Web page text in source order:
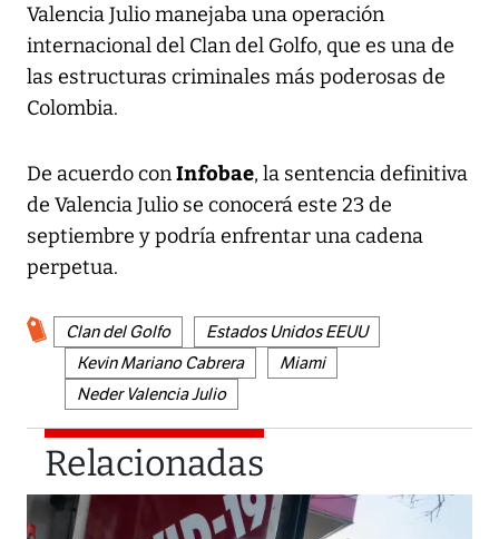
Valencia Julio manejaba una operación
internacional del Clan del Golfo, que es una de
las estructuras criminales más poderosas de
Colombia.
De acuerdo conInfobae, la sentencia definitiva
de Valencia Julio se conocerá este 23 de
septiembre y podría enfrentar una cadena
perpetua.
Clan del Golfo
Estados Unidos EEUU
Kevin Mariano Cabrera
Miami
Neder Valencia Julio
Relacionadas